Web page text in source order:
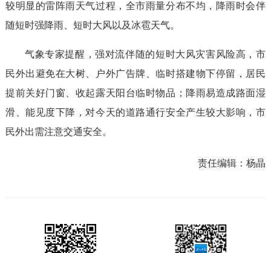
较明显的雷阵雨天气过程，全市雨量分布不均，降雨时会伴
随短时强降雨、短时大风以及冰雹天气。
气象专家提醒，强对流伴随的短时大风灾害风险高，市
民外出避免在大树、户外广告牌、临时搭建物下停留，居民
提前关好门窗、收起露天阳台临时物品；降雨易造成路面湿
滑、能见度下降，对今天的道路通行安全产生较大影响，市
民外出需注意交通安全。
责任编辑：杨晶